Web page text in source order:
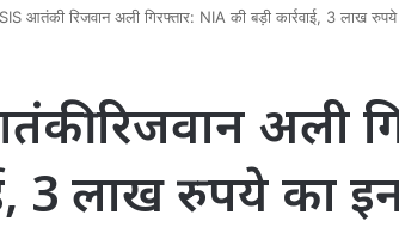
आतंकी रिजवान अली गिरफ्तार: NIA की बड़ी कार्रवाई, 3 लाख रुपये
रिजवान अली
3 लाख रुपये का